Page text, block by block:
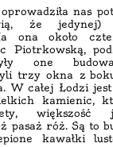
nas
że
ona około
Piotrkowską,
one
trzy okna z
W całej Łodzi
kamienic,
większość
pasaż róż. Są to
kawałki